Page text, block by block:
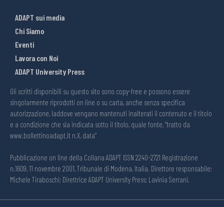
ADAPT sui media
Chi Siamo
Eventi
Lavora con Noi
ADAPT University Press
Gli scritti disponibili su questo sito sono copy-free e possono essere
singolarmente riprodotti on line o su carta, anche senza specifica
autorizzazione, laddove vengano mantenuti inalterati il contenuto e il titolo
e a condizione che sia indicata sotto il titolo, quale fonte, “tratto da
www.bollettinoadapt.it n.X, data“
Pubblicazione on line della Collana ADAPT ISSN 2240-2721 Registrazione
n.1609, 11 novembre 2001, Tribunale di Modena, Italia. Direttore responsabile:
Michele Tiraboschi; Direttrice ADAPT University Press: Lavinia Serrani.